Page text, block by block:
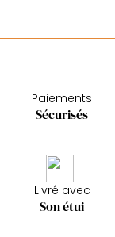
Paiements
Sécurisés
Livré avec
Son étui